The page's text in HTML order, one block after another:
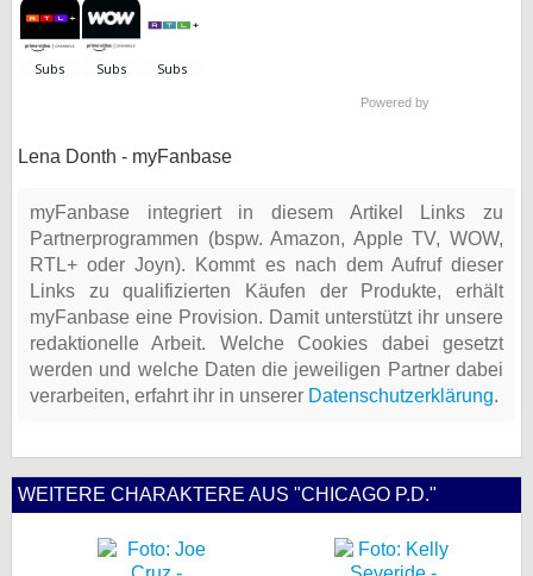
Powered by
Lena Donth - myFanbase
myFanbase integriert in diesem Artikel Links zu
Partnerprogrammen (bspw. Amazon, Apple TV, WOW,
RTL+ oder Joyn). Kommt es nach dem Aufruf dieser
Links zu qualifizierten Käufen der Produkte, erhält
myFanbase eine Provision. Damit unterstützt ihr unsere
redaktionelle Arbeit. Welche Cookies dabei gesetzt
werden und welche Daten die jeweiligen Partner dabei
verarbeiten, erfahrt ihr in unserer Datenschutzerklärung.
WEITERE CHARAKTERE AUS "CHICAGO P.D."